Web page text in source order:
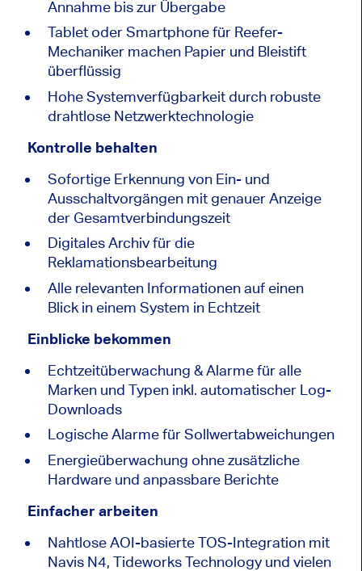
Annahme bis zur Übergabe
Tablet oder Smartphone für Reefer-
Mechaniker machen Papier und Bleistift
überflüssig
Hohe Systemverfügbarkeit durch robuste
drahtlose Netzwerktechnologie
Kontrolle behalten
Sofortige Erkennung von Ein- und
Ausschaltvorgängen mit genauer Anzeige
der Gesamtverbindungszeit
Digitales Archiv für die
Reklamationsbearbeitung
Alle relevanten Informationen auf einen
Blick in einem System in Echtzeit
Einblicke bekommen
Echtzeitüberwachung & Alarme für alle
Marken und Typen inkl. automatischer Log-
Downloads
Logische Alarme für Sollwertabweichungen
Energieüberwachung ohne zusätzliche
Hardware und anpassbare Berichte
Einfacher arbeiten
Nahtlose AOI-basierte TOS-Integration mit
Navis N4, Tideworks Technology und vielen